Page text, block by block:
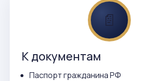
📄
К документам
Паспорт гражданина РФ